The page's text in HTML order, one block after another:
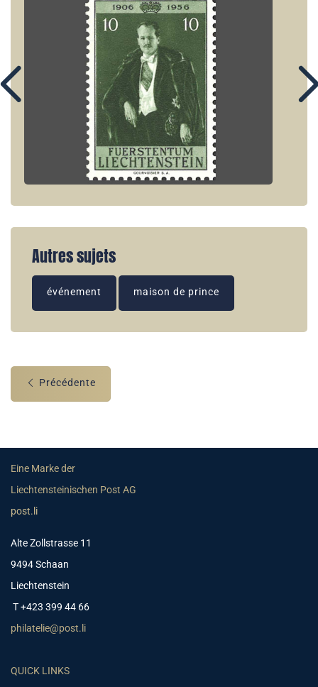
Autres sujets
événement maison de prince
Précédente
Eine Marke der
Liechtensteinischen Post AG
post.li
Alte Zollstrasse 11
9494 Schaan
Liechtenstein
T +423 399 44 66
philatelie@post.li
QUICK LINKS